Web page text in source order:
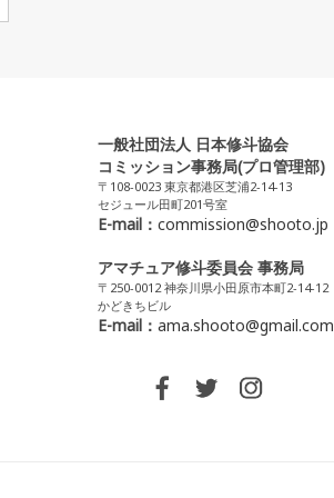
一般社団法人 日本修斗協会
コミッション事務局(プロ管理部)
〒108-0023 東京都港区芝浦2-14-13
セジュール田町201号室
E-mail： commission@shooto.jp
アマチュア修斗委員会 事務局
〒250-0012 神奈川県小田原市本町2-14-12
かどきちビル
E-mail： ama.shooto@gmail.com